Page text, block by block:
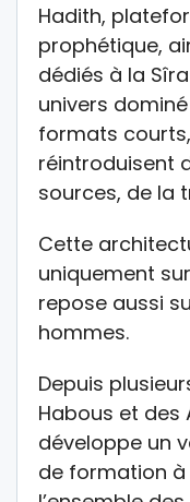
Hadith,
prophétique,
dédiés à la
univers
formats
réintroduisent
sources, de la
Cette
uniquement
repose aussi
hommes.
Depuis
Habous et des
développe un
de formation